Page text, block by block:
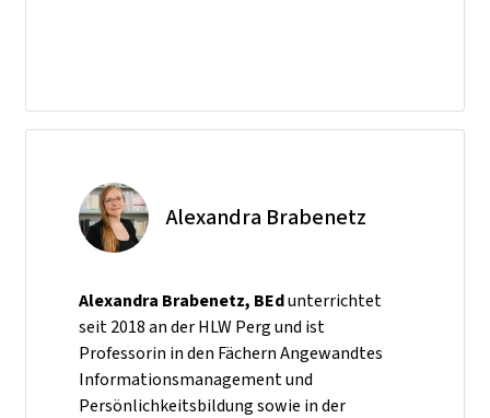
Alexandra Brabenetz
Alexandra Brabenetz, BEdunterrichtet
seit 2018 an der HLW Perg und ist
Professorin in den Fächern Angewandtes
Informationsmanagement und
Persönlichkeitsbildung sowie in der